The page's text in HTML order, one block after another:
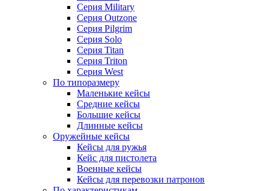
Серия Military
Серия Outzone
Серия Pilgrim
Серия Solo
Серия Titan
Серия Triton
Серия West
По типоразмеру
Маленькие кейсы
Средние кейсы
Большие кейсы
Длинные кейсы
Оружейные кейсы
Кейсы для ружья
Кейс для пистолета
Военные кейсы
Кейсы для перевозки патронов